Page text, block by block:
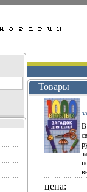
Товары
В
цена: